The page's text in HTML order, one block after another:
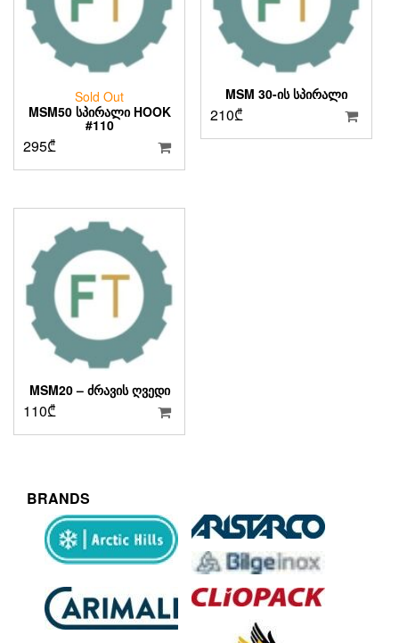
Sold Out
MSM50 ᲡᲞᲘᲠᲐᲚᲘ HOOK
#110
295₾
MSM 30-ᲘᲡ ᲡᲞᲘᲠᲐᲚᲘ
210₾
MSM20 – ᲫᲠᲐᲕᲘᲡ ᲦᲕᲔᲓᲘ
110₾
BRANDS